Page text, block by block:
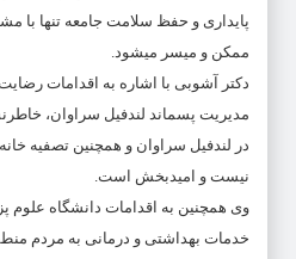
پایداری و حفظ سلامت جامعه تنها با
ممکن و میسر میشود.
دکتر آشوبی با اشاره به اقدامات
مدیریت پسماند لندفیل سراوان،
در لندفیل سراوان و همچنین تصفیه
نیست و امیدبخش است.
وی همچنین به اقدامات دانشگاه علوم
خدمات بهداشتی و درمانی به مردم